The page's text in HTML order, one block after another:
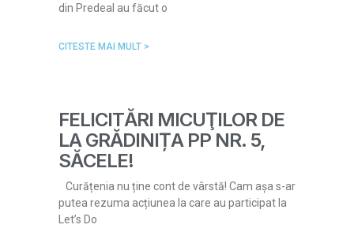
din Predeal au făcut o
CITESTE MAI MULT >
FELICITĂRI MICUŢILOR DE
LA GRĂDINIȚA PP NR. 5,
SĂCELE!
Curățenia nu ține cont de vârstă! Cam așa s-ar
putea rezuma acțiunea la care au participat la
Let’s Do